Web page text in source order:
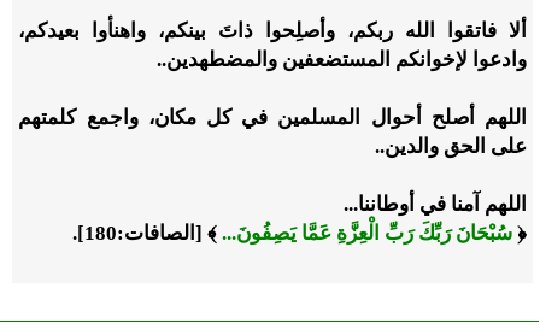
ألا فاتقوا الله ربكم، وأصلِحوا ذاتَ بينكم، واهنأوا بعيدكم،
وادعوا لإخوانكم المستضعفين والمضطهدين..
اللهم أصلح أحوال المسلمين في كل مكان، واجمع كلمتهم
على الحق والدين..
اللهم آمنا في أوطاننا...
﴿ سُبْحَانَ رَبِّكَ رَبِّ الْعِزَّةِ عَمَّا يَصِفُونَ... ﴾ [الصافات:180].